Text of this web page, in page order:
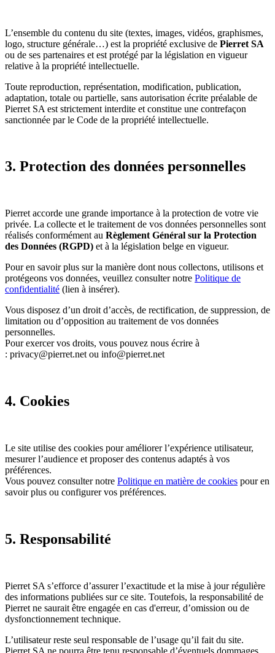
L’ensemble du contenu du site (textes, images, vidéos, graphismes,
logo, structure générale…) est la propriété exclusive de Pierret SA
ou de ses partenaires et est protégé par la législation en vigueur
relative à la propriété intellectuelle.
Toute reproduction, représentation, modification, publication,
adaptation, totale ou partielle, sans autorisation écrite préalable de
Pierret SA est strictement interdite et constitue une contrefaçon
sanctionnée par le Code de la propriété intellectuelle.
3. Protection des données personnelles
Pierret accorde une grande importance à la protection de votre vie
privée. La collecte et le traitement de vos données personnelles sont
réalisés conformément au Règlement Général sur la Protection
des Données (RGPD) et à la législation belge en vigueur.
Pour en savoir plus sur la manière dont nous collectons, utilisons et
protégeons vos données, veuillez consulter notre Politique de
confidentialité (lien à insérer).
Vous disposez d’un droit d’accès, de rectification, de suppression, de
limitation ou d’opposition au traitement de vos données
personnelles.
Pour exercer vos droits, vous pouvez nous écrire à
: privacy@pierret.net ou info@pierret.net
4. Cookies
Le site utilise des cookies pour améliorer l’expérience utilisateur,
mesurer l’audience et proposer des contenus adaptés à vos
préférences.
Vous pouvez consulter notre Politique en matière de cookies pour en
savoir plus ou configurer vos préférences.
5. Responsabilité
Pierret SA s’efforce d’assurer l’exactitude et la mise à jour régulière
des informations publiées sur ce site. Toutefois, la responsabilité de
Pierret ne saurait être engagée en cas d'erreur, d’omission ou de
dysfonctionnement technique.
L’utilisateur reste seul responsable de l’usage qu’il fait du site.
Pierret SA ne pourra être tenu responsable d’éventuels dommages